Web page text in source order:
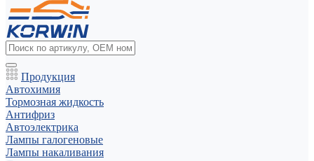
Продукция
Автохимия
Тормозная жидкость
Антифриз
Автоэлектрика
Лампы галогеновые
Лампы накаливания